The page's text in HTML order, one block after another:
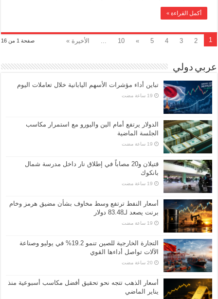
أكمل القراءة »
صفحة 1 من 16 1
2
3
4
5
»
10 الأخيرة »
عربي دولي
تباين أداء مؤشرات الأسهم اليابانية خلال تعاملات اليوم
الدولار يرتفع أمام الين واليورو مع استمرار مكاسب
الجلسة الماضية
قتيلان و20 مصاباً في إطلاق نار داخل مدرسة شمال
بانكوك
أسعار النفط ترتفع وسط مخاوف بشأن مضيق هرمز وخام
برنت يصعد لـ83.48 دولار
التجارة الخارجية للصين تنمو 19.2% في يوليو وصناعة
الآلات تواصل أداءها القوي
أسعار الذهب تتجه نحو تحقيق أفضل مكاسب أسبوعية منذ
يناير الماضي